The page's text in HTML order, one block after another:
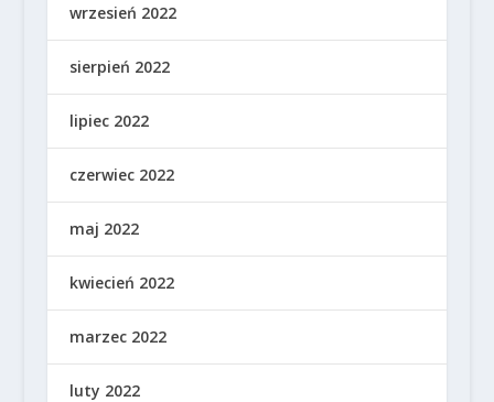
wrzesień 2022
sierpień 2022
lipiec 2022
czerwiec 2022
maj 2022
kwiecień 2022
marzec 2022
luty 2022